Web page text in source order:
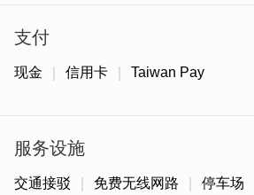
支付
现金 信用卡 Taiwan Pay
服务设施
交通接驳 免费无线网路 停车场